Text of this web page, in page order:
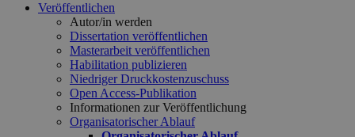
Veröffentlichen
Autor/in werden
Dissertation veröffentlichen
Masterarbeit veröffentlichen
Habilitation publizieren
Niedriger Druckkostenzuschuss
Open Access-Publikation
Informationen zur Veröffentlichung
Organisatorischer Ablauf